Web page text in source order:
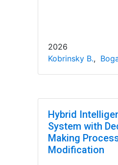
2026
Kobrinsky B.,
Hybrid
System with
Making
Modification